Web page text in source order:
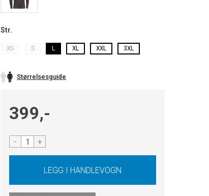
Str.
XS S L XL XXL 3XL
Størrelsesguide
399,-
- +